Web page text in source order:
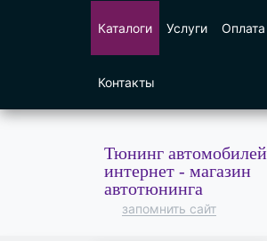
Каталоги Услуги
Контакты
Тюнинг
интернет - магазин
автотюнинга
запомнить сайт